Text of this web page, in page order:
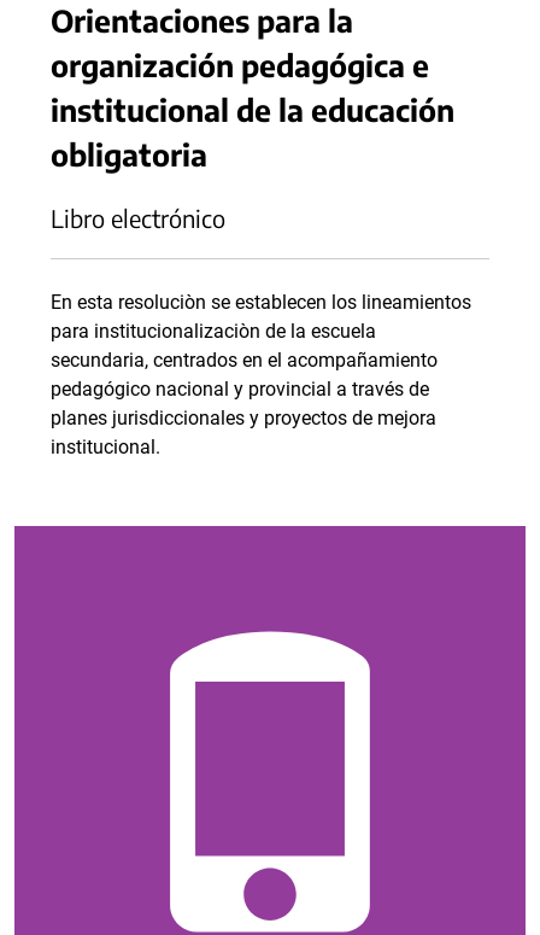
Orientaciones para la
organización pedagógica e
institucional de la educación
obligatoria
Libro electrónico
En esta resoluciòn se establecen los lineamientos
para institucionalizaciòn de la escuela
secundaria, centrados en el acompañamiento
pedagógico nacional y provincial a través de
planes jurisdiccionales y proyectos de mejora
institucional.